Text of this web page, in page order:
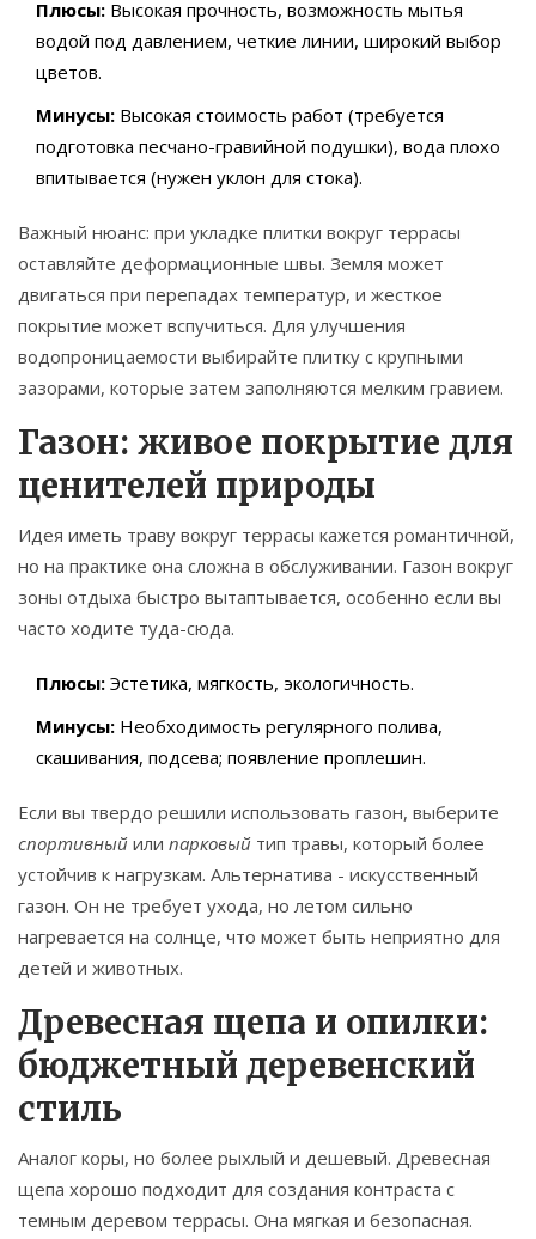
Плюсы: Высокая прочность, возможность мытья
водой под давлением, четкие линии, широкий выбор
цветов.
Минусы: Высокая стоимость работ (требуется
подготовка песчано-гравийной подушки), вода плохо
впитывается (нужен уклон для стока).
Важный нюанс: при укладке плитки вокруг террасы
оставляйте деформационные швы. Земля может
двигаться при перепадах температур, и жесткое
покрытие может вспучиться. Для улучшения
водопроницаемости выбирайте плитку с крупными
зазорами, которые затем заполняются мелким гравием.
Газон: живое покрытие для
ценителей природы
Идея иметь траву вокруг террасы кажется романтичной,
но на практике она сложна в обслуживании. Газон вокруг
зоны отдыха быстро вытаптывается, особенно если вы
часто ходите туда-сюда.
Плюсы: Эстетика, мягкость, экологичность.
Минусы: Необходимость регулярного полива,
скашивания, подсева; появление проплешин.
Если вы твердо решили использовать газон, выберите
спортивный или парковый тип травы, который более
устойчив к нагрузкам. Альтернатива - искусственный
газон. Он не требует ухода, но летом сильно
нагревается на солнце, что может быть неприятно для
детей и животных.
Древесная щепа и опилки:
бюджетный деревенский
стиль
Аналог коры, но более рыхлый и дешевый. Древесная
щепа хорошо подходит для создания контраста с
темным деревом террасы. Она мягкая и безопасная.